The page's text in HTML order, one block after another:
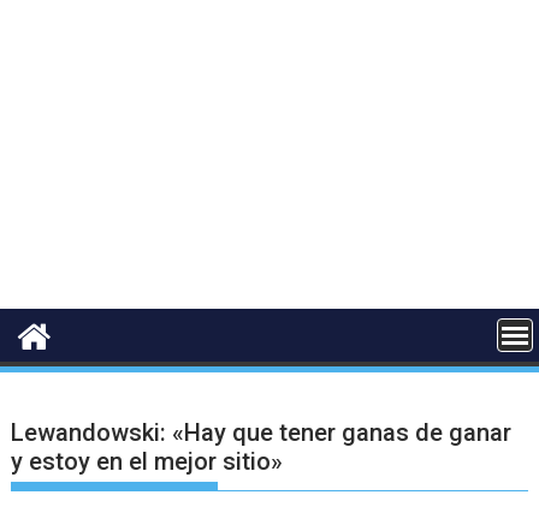
Lewandowski: «Hay que tener ganas de ganar
y estoy en el mejor sitio»